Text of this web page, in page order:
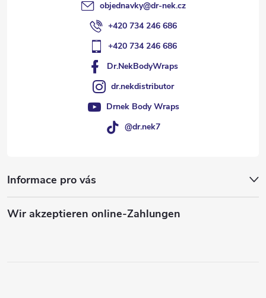
objednavky@dr-nek.cz
+420 734 246 686
+420 734 246 686
Dr.NekBodyWraps
dr.nekdistributor
Drnek Body Wraps
@dr.nek7
Informace pro vás
Wir akzeptieren online-Zahlungen